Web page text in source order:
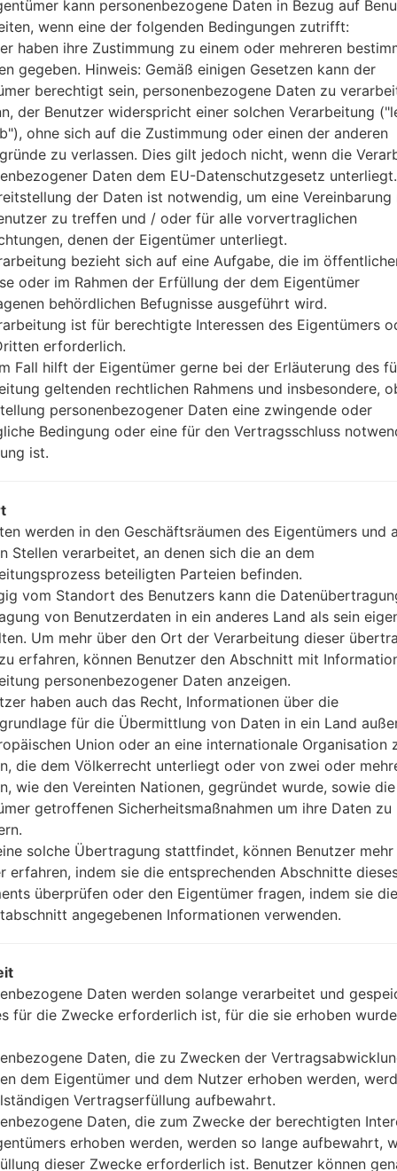
32GB
microSD, zu 1 TB
Netzwerk und Daten
1 NaNein-Sim
GSM 850/900/1800/1900 MHz
HSDPA 850/900/1900/2100
LTE band 1(2100), 3(1800),
39(1900), 40(2300), 41(2500)
-
GPRS/EDGE
Anzeige
6.2 Zoll (~79.7% Bildschirm
IPS LCD kapazitiver
1080 x 2160 Pixel (~390
16M Farben
Batterie und Tastatur
nicht entfernbar Li-Ion 3300
Interfaces
3.5mm jack
Version 4.2, A2DP, LE
Ja
A-GPS, GLONASS, BDS,
Wi-Fi 802.11 b/g/n, Wi-Fi
OS
OS
Android 8.x Oreo Mirror Release 1
Android 8.x Oreo Mirror Release 1
Android 8.x Oreo Mirror Release 1
Android 8.x Oreo Mirror Release 1
Android 8.x Oreo Mirror Release 1
Android 8.x Oreo Mirror Release 1
kann personenbezogene Daten in Bezug auf
wenn eine der folgenden Bedingungen zutrifft:
haben ihre Zustimmung zu einem oder mehreren
gegeben. Hinweis: Gemäß einigen Gesetzen kann der
berechtigt sein, personenbezogene Daten zu
der Benutzer widerspricht einer solchen Verarbeitung
ohne sich auf die Zustimmung oder einen der anderen
zu verlassen. Dies gilt jedoch nicht, wenn die
Daten dem EU-Datenschutzgesetz unterliegt.
der Daten ist notwendig, um eine Vereinbarung
zu treffen und / oder für alle vorvertraglichen
denen der Eigentümer unterliegt.
bezieht sich auf eine Aufgabe, die im
oder im Rahmen der Erfüllung der dem Eigentümer
behördlichen Befugnisse ausgeführt wird.
ist für berechtigte Interessen des Eigentümers
erforderlich.
Fall hilft der Eigentümer gerne bei der Erläuterung des
geltenden rechtlichen Rahmens und insbesondere,
personenbezogener Daten eine zwingende oder
Bedingung oder eine für den Vertragsschluss
ist.
werden in den Geschäftsräumen des Eigentümers und
Stellen verarbeitet, an denen sich die an dem
beteiligten Parteien befinden.
vom Standort des Benutzers kann die
von Benutzerdaten in ein anderes Land als sein
Um mehr über den Ort der Verarbeitung dieser
erfahren, können Benutzer den Abschnitt mit
personenbezogener Daten anzeigen.
haben auch das Recht, Informationen über die
für die Übermittlung von Daten in ein Land
Union oder an eine internationale Organisation
die dem Völkerrecht unterliegt oder von zwei oder
wie den Vereinten Nationen, gegründet wurde, sowie
getroffenen Sicherheitsmaßnahmen um ihre Daten zu
solche Übertragung stattfindet, können Benutzer mehr
erfahren, indem sie die entsprechenden Abschnitte
überprüfen oder den Eigentümer fragen, indem sie
angegebenen Informationen verwenden.
Daten werden solange verarbeitet und
für die Zwecke erforderlich ist, für die sie erhoben
Daten, die zu Zwecken der
dem Eigentümer und dem Nutzer erhoben werden,
Vertragserfüllung aufbewahrt.
Daten, die zum Zwecke der berechtigten
erhoben werden, werden so lange aufbewahrt,
dieser Zwecke erforderlich ist. Benutzer können